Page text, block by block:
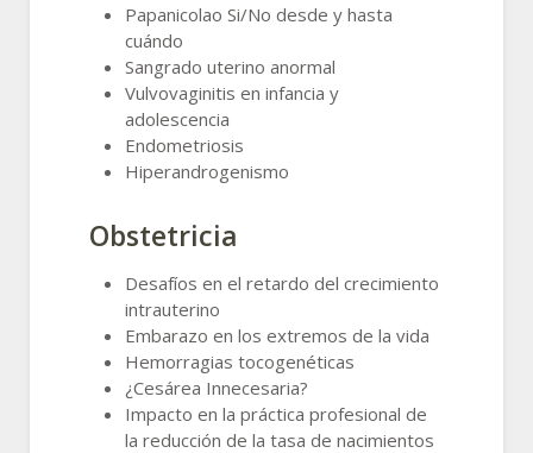
Papanicolao Si/No desde y hasta
cuándo
Sangrado uterino anormal
Vulvovaginitis en infancia y
adolescencia
Endometriosis
Hiperandrogenismo
Obstetricia
Desafíos en el retardo del crecimiento
intrauterino
Embarazo en los extremos de la vida
Hemorragias tocogenéticas
¿Cesárea Innecesaria?
Impacto en la práctica profesional de
la reducción de la tasa de nacimientos